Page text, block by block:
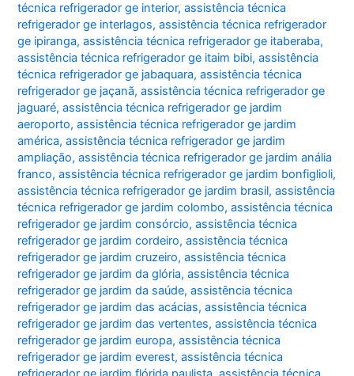
técnica refrigerador ge interior,assistência técnica
refrigerador ge interlagos,assistência técnica refrigerador
ge ipiranga,assistência técnica refrigerador ge itaberaba,
assistência técnica refrigerador ge itaim bibi,assistência
técnica refrigerador ge jabaquara,assistência técnica
refrigerador ge jaçanã,assistência técnica refrigerador ge
jaguaré,assistência técnica refrigerador ge jardim
aeroporto,assistência técnica refrigerador ge jardim
américa,assistência técnica refrigerador ge jardim
ampliação,assistência técnica refrigerador ge jardim anália
franco,assistência técnica refrigerador ge jardim bonfiglioli,
assistência técnica refrigerador ge jardim brasil,assistência
técnica refrigerador ge jardim colombo,assistência técnica
refrigerador ge jardim consórcio,assistência técnica
refrigerador ge jardim cordeiro,assistência técnica
refrigerador ge jardim cruzeiro,assistência técnica
refrigerador ge jardim da glória,assistência técnica
refrigerador ge jardim da saúde,assistência técnica
refrigerador ge jardim das acácias,assistência técnica
refrigerador ge jardim das vertentes,assistência técnica
refrigerador ge jardim europa,assistência técnica
refrigerador ge jardim everest,assistência técnica